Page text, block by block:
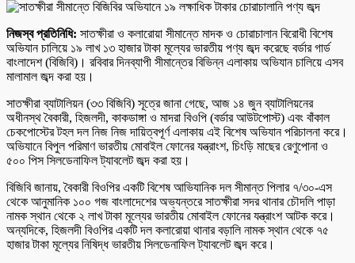
নিজস্ব প্রতিনিধি: সাতক্ষীরা ও কলারোয়া সীমান্তে মাদক ও চোরাচালান বিরোধী বিশেষ
অভিযান চালিয়ে ১৯ লাখ ১৩ হাজার টাকা মূল্যের ভারতীয় পণ্য জব্দ করেছে বর্ডার গার্ড
বাংলাদেশ (বিজিবি)। রবিবার দিনব্যাপী সীমান্তের বিভিন্ন এলাকায় অভিযান চালিয়ে এসব
মালামাল জব্দ করা হয়।
​সাতক্ষীরা ব্যাটালিয়ন (৩৩ বিজিবি) সূত্রে জানা গেছে, আজ ১৪ জুন ব্যাটালিয়নের
অধীনস্থ বৈকারী, হিজলদী, কাকডাঙ্গা ও মাদরা বিওপি (বর্ডার আউটপোস্ট) এবং বাঁকাল
চেকপোস্টের টহল দল নিজ নিজ দায়িত্বপূর্ণ এলাকায় এই বিশেষ অভিযান পরিচালনা করে।
অভিযানে বিপুল পরিমাণ ভারতীয় মোবাইল ফোনের যন্ত্রাংশ, চিংড়ি মাছের রেণুপোনা ও
৫০০ পিস সিলডেনাফিল ট্যাবলেট জব্দ করা হয়।
​বিজিবি জানায়, বৈকারী বিওপির একটি বিশেষ আভিযানিক দল সীমান্ত পিলার ৭/৩০-এস
থেকে আনুমানিক ১০০ গজ বাংলাদেশের অভ্যন্তরে সাতক্ষীরা সদর থানার চৌদলি পাড়া
নামক স্থান থেকে ২ লাখ টাকা মূল্যের ভারতীয় মোবাইল ফোনের যন্ত্রাংশ আটক করে।
অন্যদিকে, হিজলদী বিওপির একটি দল কলারোয়া থানার বড়ালি নামক স্থান থেকে ৭৫
হাজার টাকা মূল্যের নিষিদ্ধ ভারতীয় সিলডেনাফিল ট্যাবলেট জব্দ করে।